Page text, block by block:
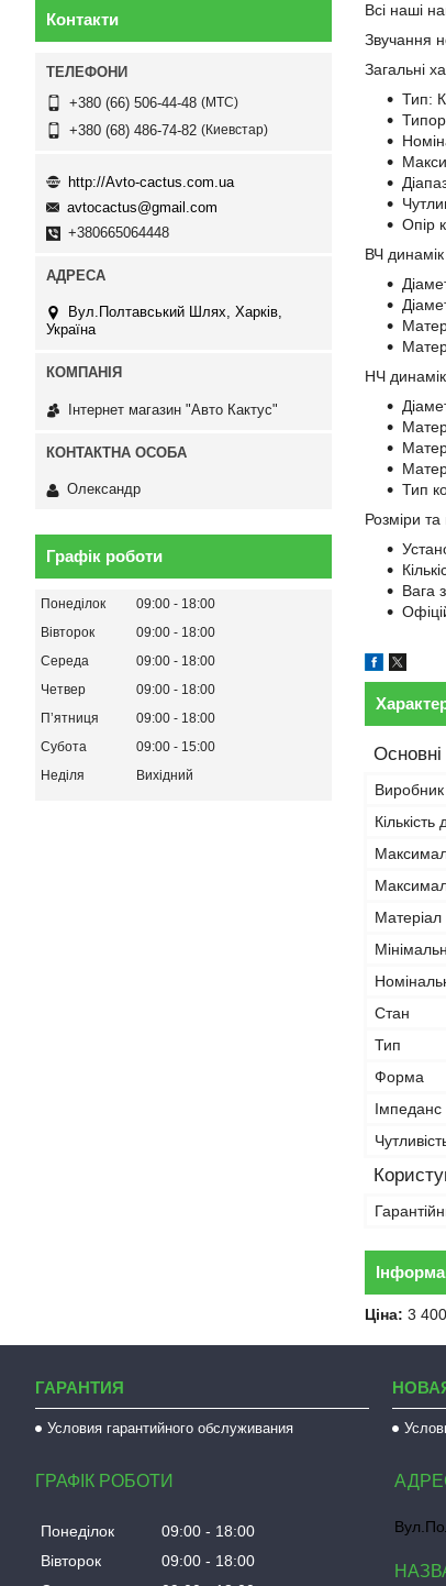
Всі наші
Звучання
Загальні
Тип:
Опір
ВЧ динамік
НЧ динамік
Тип
Розміри
Вага
Виробник
Кількість
Матеріал
Стан
Тип
Форма
Імпеданс
Ціна: 3
Контакти
+380 (66) 506-44-48 МТС
+380 (68) 486-74-82 Киевстар
http://Avto-cactus.com.ua
avtocactus@gmail.com
+380665064448
Вул.Полтавський Шлях, Харків,
Україна
Інтернет магазин "Авто Кактус"
Олександр
Графік роботи
Понеділок 09:00
18:00
Вівторок
09:00
18:00
Середа
09:00
18:00
Четвер
09:00
18:00
Пʼятниця
09:00
18:00
Субота
09:00
15:00
Неділя
Вихідний
ГАРАНТИЯ
Условия гарантийного обслуживания
ГРАФІК РОБОТИ
Понеділок 09:00
18:00
Вівторок
09:00
18:00